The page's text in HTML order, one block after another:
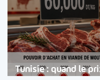
Tunisie : quand le